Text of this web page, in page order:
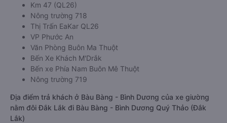
Km 47 (QL26)
Nông trường 718
Thị Trấn EaKar QL26
VP Phước An
Văn Phòng Buôn Ma Thuột
Bến Xe Khách M'Drắk
Bến xe Phía Nam Buôn Mê Thuột
Nông trường 719
Địa điểm trả khách ở Bàu Bàng - Bình Dương của xe giường
nằm đôi Đắk Lắk đi Bàu Bàng - Bình Dương Quý Thảo (Đắk
Lắk)